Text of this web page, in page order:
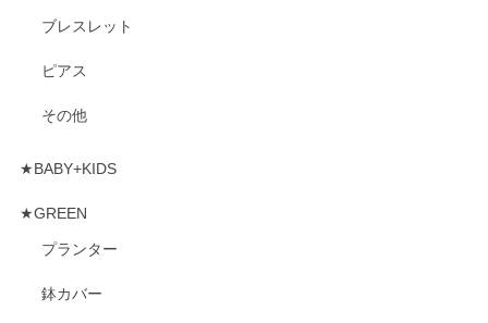
ブレスレット
ピアス
その他
★BABY+KIDS
★GREEN
プランター
鉢カバー